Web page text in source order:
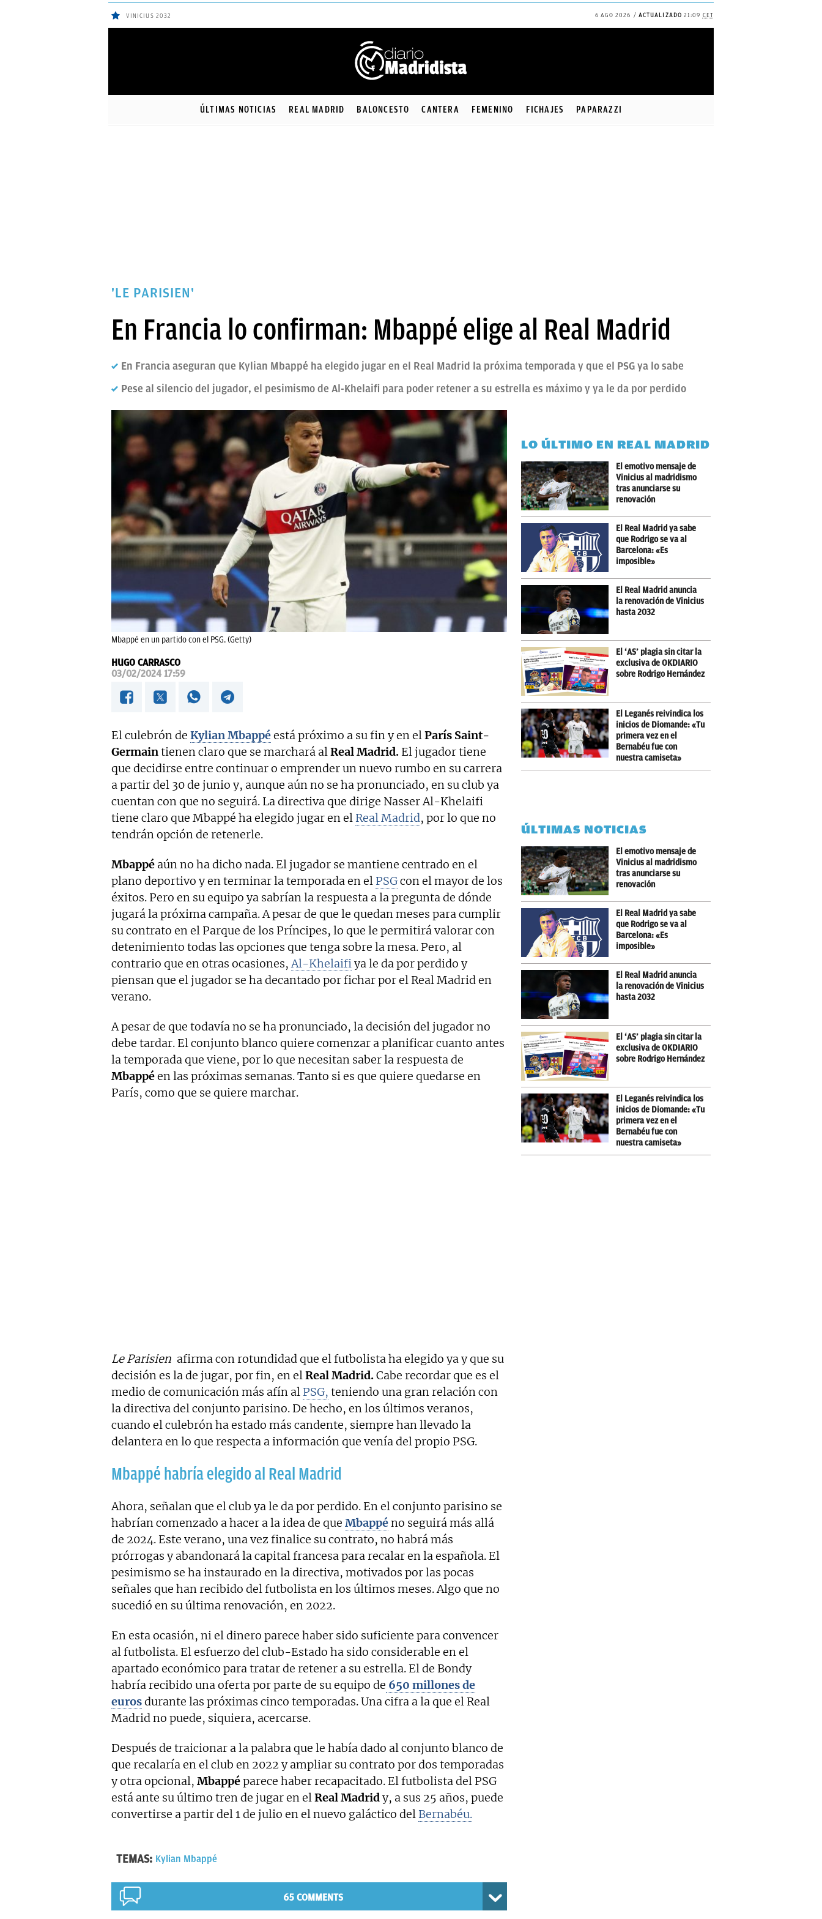
VINICIUS 2032 6 AGO 2026 ACTUALIZADO 21:09 CET
ÚLTIMAS NOTICIAS REAL MADRID BALONCESTO CANTERA FEMENINO FICHAJES PAPARAZZI
'LE PARISIEN'
En Francia lo confirman: Mbappé elige al Real Madrid
En Francia aseguran que Kylian Mbappé ha elegido jugar en el Real Madrid la próxima temporada y que el PSG ya lo sabe
Pese al silencio del jugador, el pesimismo de Al-Khelaifi para poder retener a su estrella es máximo y ya le da por perdido
Mbappé en un partido con el PSG. (Getty)
HUGO CARRASCO
03/02/2024 17:59
El culebrón de Kylian Mbappéestá próximo a su fin y en elParís Saint-
Germaintienen claro que se marchará alReal Madrid. El jugador tiene
que decidirse entre continuar o emprender un nuevo rumbo en su carrera
a partir del 30 de junio y, aunque aún no se ha pronunciado, en su club ya
cuentan con que no seguirá. La directiva que dirige Nasser Al-Khelaifi
tiene claro que Mbappé ha elegido jugar en el Real Madrid, por lo que no
tendrán opción de retenerle.
Mbappé aún no ha dicho nada. El jugador se mantiene centrado en el
plano deportivo y en terminar la temporada en el PSGcon el mayor de los
éxitos. Pero en su equipo ya sabrían la respuesta a la pregunta de dónde
jugará la próxima campaña. A pesar de que le quedan meses para cumplir
su contrato en el Parque de los Príncipes, lo que le permitirá valorar con
detenimiento todas las opciones que tenga sobre la mesa. Pero, al
contrario que en otras ocasiones,Al-Khelaifiya le da por perdido y
piensan que el jugador se ha decantado por fichar por el Real Madrid en
verano.
A pesar de que todavía no se ha pronunciado, la decisión del jugador no
debe tardar. El conjunto blanco quiere comenzar a planificar cuanto antes
la temporada que viene, por lo que necesitan saber la respuesta de
Mbappéen las próximas semanas. Tanto si es que quiere quedarse en
París, como que se quiere marchar.
Le Parisien afirma con rotundidad que el futbolista ha elegido ya y que su
decisión es la de jugar, por fin, en elReal Madrid.Cabe recordar que es el
medio de comunicación más afín al PSG, teniendo una gran relación con
la directiva del conjunto parisino. De hecho, en los últimos veranos,
cuando el culebrón ha estado más candente, siempre han llevado la
delantera en lo que respecta a información que venía del propio PSG.
Mbappé habría elegido al Real Madrid
Ahora, señalan que el club ya le da por perdido. En el conjunto parisino se
habrían comenzado a hacer a la idea de que Mbappéno seguirá más allá
de 2024. Este verano, una vez finalice su contrato, no habrá más
prórrogas y abandonará la capital francesa para recalar en la española. El
pesimismo se ha instaurado en la directiva, motivados por las pocas
señales que han recibido del futbolista en los últimos meses. Algo que no
sucedió en su última renovación, en 2022.
En esta ocasión, ni el dinero parece haber sido suficiente para convencer
al futbolista. El esfuerzo del club-Estado ha sido considerable en el
apartado económico para tratar de retener a su estrella. El de Bondy
habría recibido una oferta por parte de su equipo de 650 millones de
eurosdurante las próximas cinco temporadas. Una cifra a la que el Real
Madrid no puede, siquiera, acercarse.
Después de traicionar a la palabra que le había dado al conjunto blanco de
que recalaría en el club en 2022 y ampliar su contrato por dos temporadas
y otra opcional, Mbappéparece haber recapacitado. El futbolista del PSG
está ante su último tren de jugar en elReal Madridy, a sus 25 años, puede
convertirse a partir del 1 de julio en el nuevo galáctico del Bernabéu.
TEMAS: Kylian Mbappé
65 COMMENTS
LO ÚLTIMO EN REAL MADRID
El emotivo mensaje de
Vinicius al madridismo
tras anunciarse su
renovación
El Real Madrid ya sabe
que Rodrigo se va al
Barcelona: «Es
imposible»
El Real Madrid anuncia
la renovación de Vinicius
hasta 2032
El ‘AS’ plagia sin citar la
exclusiva de OKDIARIO
sobre Rodrigo Hernández
El Leganés reivindica los
inicios de Diomande: «Tu
primera vez en el
Bernabéu fue con
nuestra camiseta»
ÚLTIMAS NOTICIAS
El emotivo mensaje de
Vinicius al madridismo
tras anunciarse su
renovación
El Real Madrid ya sabe
que Rodrigo se va al
Barcelona: «Es
imposible»
El Real Madrid anuncia
la renovación de Vinicius
hasta 2032
El ‘AS’ plagia sin citar la
exclusiva de OKDIARIO
sobre Rodrigo Hernández
El Leganés reivindica los
inicios de Diomande: «Tu
primera vez en el
Bernabéu fue con
nuestra camiseta»